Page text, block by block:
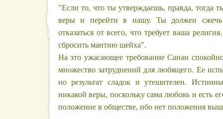
"Если то, что ты утверждаешь, правда, тогда
веры и перейти в нашу. Ты должен
отказаться от всего, что требует ваша
сбросить мантию шейха".
На это ужасающее требование Санан
множество затруднений для любящего. Ее
но результат сладок и утешителен.
никакой веры, поскольку сама любовь и есть
положение в обществе, ибо нет положения